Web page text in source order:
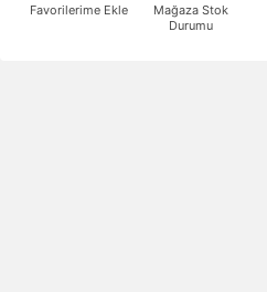
Favorilerime Ekle
Mağaza Stok
Durumu